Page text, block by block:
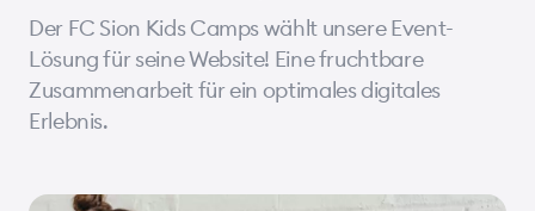
Der FC Sion Kids Camps wählt unsere Event-
Lösung für seine Website! Eine fruchtbare
Zusammenarbeit für ein optimales digitales
Erlebnis.